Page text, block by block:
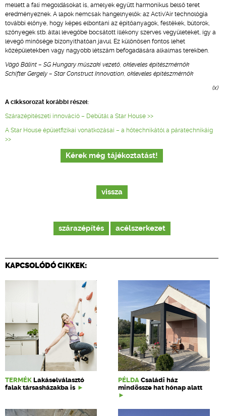
mellett a fali megoldásokat is, amelyek együtt harmonikus belső teret
eredményeznek. A lapok nemcsak hangelnyelők: az Activ'Air technológia
további előnye, hogy képes elbontani az építőanyagok, festékek, bútorok,
szőnyegek stb. által levegőbe bocsátott illékony szerves vegyületeket, így a
levegő minősége bizonyíthatóan javul. Ez különösen fontos lehet
középületekben vagy nagyobb létszám befogadására alkalmas terekben.
Vágó Bálint – SG Hungary műszaki vezető, okleveles építészmérnök
Schifter Gergely – Star Construct Innovation, okleveles építészmérnök
(x)
A cikksorozat korábbi részei:
Szárazépítészeti innováció – Debütál a Star House >>
A Star House épületfizikai vonatkozásai – a hőtechnikától a páratechnikáig
>>
Kérek még tájékoztatást!
vissza
szárazépítés acélszerkezet
KAPCSOLÓDÓ CIKKEK:
TERMÉK Lakáselválasztó
falak társasházakba is
PÉLDA Családi ház
mindössze hat hónap alatt